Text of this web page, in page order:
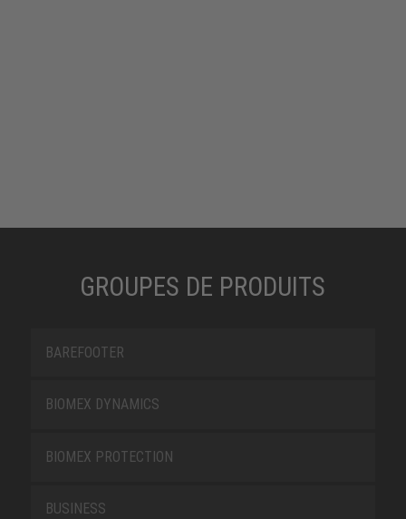
GROUPES DE PRODUITS
BAREFOOTER
BIOMEX DYNAMICS
BIOMEX PROTECTION
BUSINESS